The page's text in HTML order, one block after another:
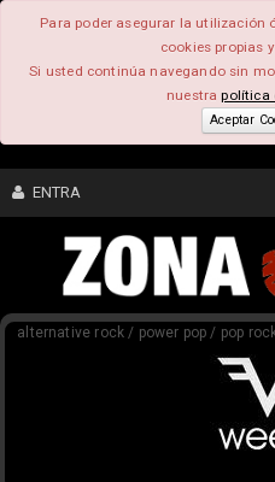
Para poder asegurar la
cookies propias
Si usted continúa navegando sin
nuestrapolítica
Aceptar
ENTRA
CONTENIDO
COMUNIDAD
alternative rock / power pop / pop